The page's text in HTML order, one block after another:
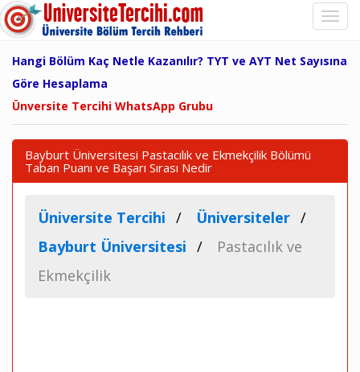
Hangi Bölüm Kaç Netle Kazanılır? TYT ve AYT Net Sayısına
Göre Hesaplama
Ünversite Tercihi WhatsApp Grubu
Bayburt Üniversitesi Pastacılık ve Ekmekçilik Bölümü
Taban Puanı ve Başarı Sırası Nedir
Üniversite Tercihi
Üniversiteler
Bayburt Üniversitesi
Pastacılık ve
Ekmekçilik